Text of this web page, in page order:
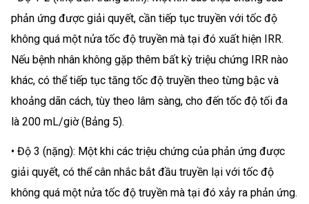
phản ứng được giải quyết, cần tiếp tục truyền với tốc độ
không quá một nửa tốc độ truyền mà tại đó xuất hiện IRR.
Nếu bệnh nhân không gặp thêm bất kỳ triệu chứng IRR nào
khác, có thể tiếp tục tăng tốc độ truyền theo từng bậc và
khoảng dãn cách, tùy theo lâm sàng, cho đến tốc độ tối đa
là 200 mL/giờ (Bảng 5).
• Độ 3 (nặng): Một khi các triệu chứng của phản ứng được
giải quyết, có thể cân nhắc bắt đầu truyền lại với tốc độ
không quá một nửa tốc độ truyền mà tại đó xảy ra phản ứng.